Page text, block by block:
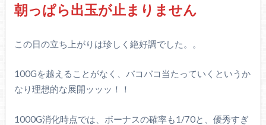
朝っぱら出玉が止まりません
この日の立ち上がりは珍しく絶好調でした。。
100Gを越えることがなく、バコバコ当たっていくというか
なり理想的な展開ッッッ！！
1000G消化時点では、ボーナスの確率も1/70と、優秀すぎ